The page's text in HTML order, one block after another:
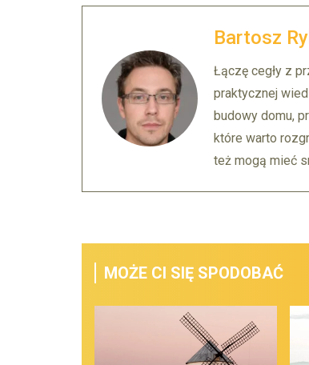
Bartosz
Łączę cegły z
praktycznej
budowy domu,
które warto
też mogą mieć
MOŻE CI SIĘ SPODOBAĆ